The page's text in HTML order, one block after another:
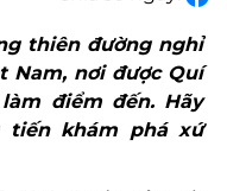
thiên đường nghỉ
Nam, nơi được Quí
điểm đến. Hãy
tiến khám phá xứ